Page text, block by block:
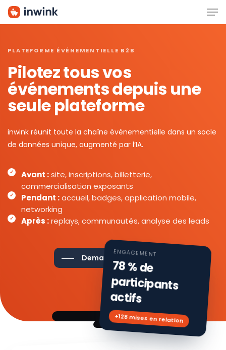
Skip
PLATEFORME ÉVÉNEMENTIELLE B2B
Pilotez tous vos
événements depuis une
seule plateforme
inwink réunit toute la chaîne événementielle dans un socle
de données unique, augmenté par l’IA.
Avant :site, inscriptions, billetterie,
commercialisation exposants
Pendant :accueil, badges, application mobile,
networking
Après :replays, communautés, analyse des leads
Demander une démo
ENGAGEMENT
78 % de
participants
actifs
+128 mises en relation